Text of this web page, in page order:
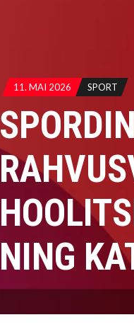
11. MAI 2026 SPORT
NING